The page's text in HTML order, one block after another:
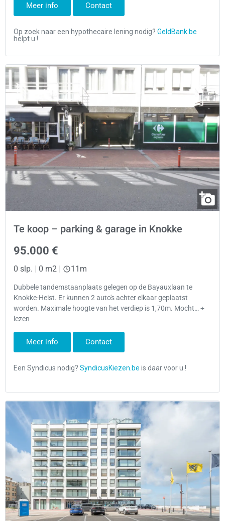
Meer info Contact
Te koop – parking & garage in Knokke
95.000 €
0 slp. | 0 m2 | 11m
Dubbele tandemstaanplaats gelegen op de Bayauxlaan te
Knokke-Heist. Er kunnen 2 auto's achter elkaar geplaatst
worden. Maximale hoogte van het verdiep is 1,70m. Mocht… +
lezen
Meer info Contact